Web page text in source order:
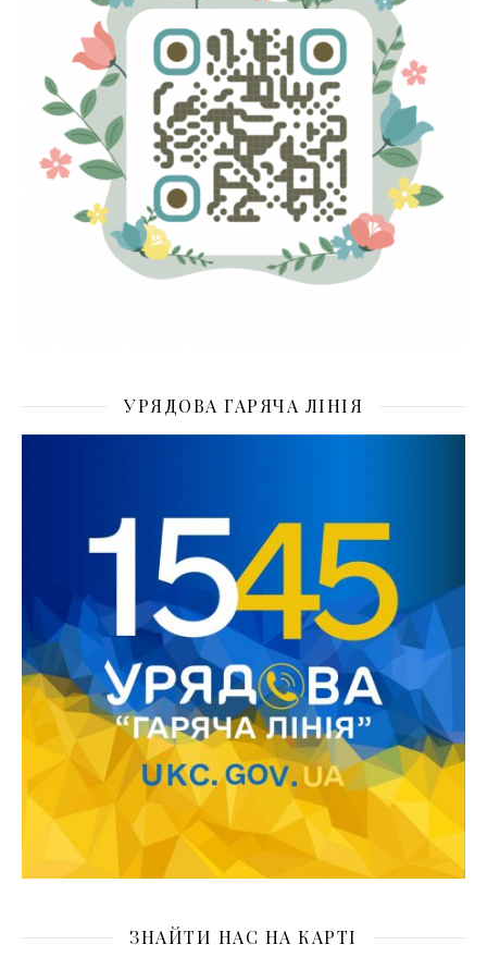
УРЯДОВА ГАРЯЧА ЛІНІЯ
ЗНАЙТИ НАС НА КАРТІ